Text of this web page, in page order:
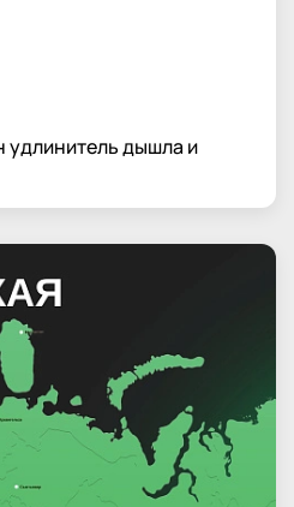
удлинитель дышла и